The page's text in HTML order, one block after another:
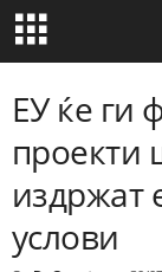
ЕУ ќе ги
проекти
издржат
услови